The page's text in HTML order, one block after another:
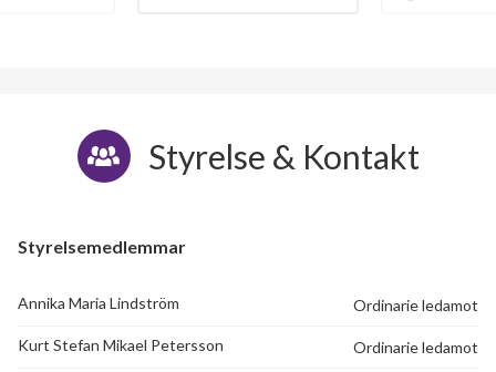
Styrelse & Kontakt
Styrelsemedlemmar
Annika Maria Lindström Ordinarie ledamot
Kurt Stefan Mikael Petersson Ordinarie ledamot